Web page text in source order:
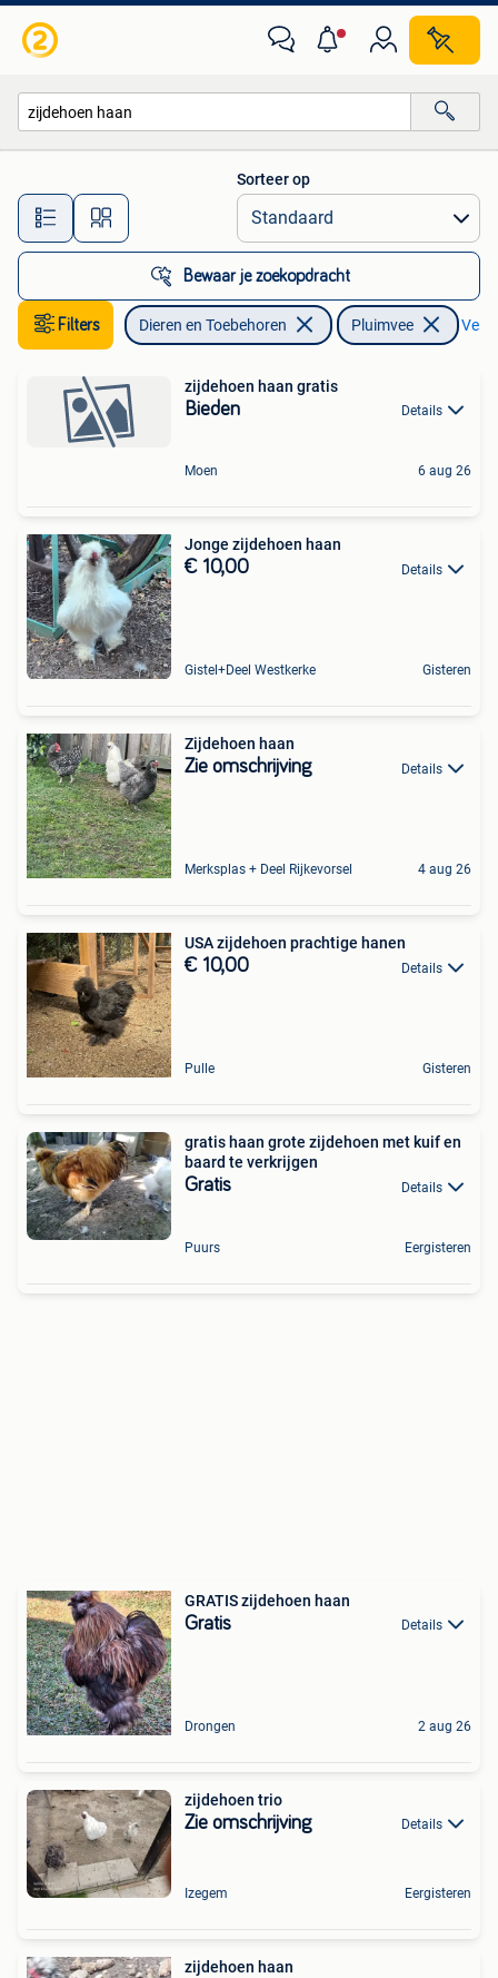
Alle afstanden…
Sorteer op
Bewaar je zoekopdracht
Filters Dieren en Toebehoren Pluimvee
zijdehoen haan gratis
Bieden Details
Moen 6 aug 26
Jonge zijdehoen haan
€ 10,00 Details
Gistel+Deel Westkerke Gisteren
Zijdehoen haan
Zie omschrijving Details
Merksplas + Deel Rijkevorsel 4 aug 26
USA zijdehoen prachtige hanen
€ 10,00 Details
Pulle Gisteren
gratis haan grote zijdehoen met kuif en
baard te verkrijgen
Gratis Details
Puurs Eergisteren
GRATIS zijdehoen haan
Gratis Details
Drongen 2 aug 26
zijdehoen trio
Zie omschrijving Details
Izegem Eergisteren
zijdehoen haan